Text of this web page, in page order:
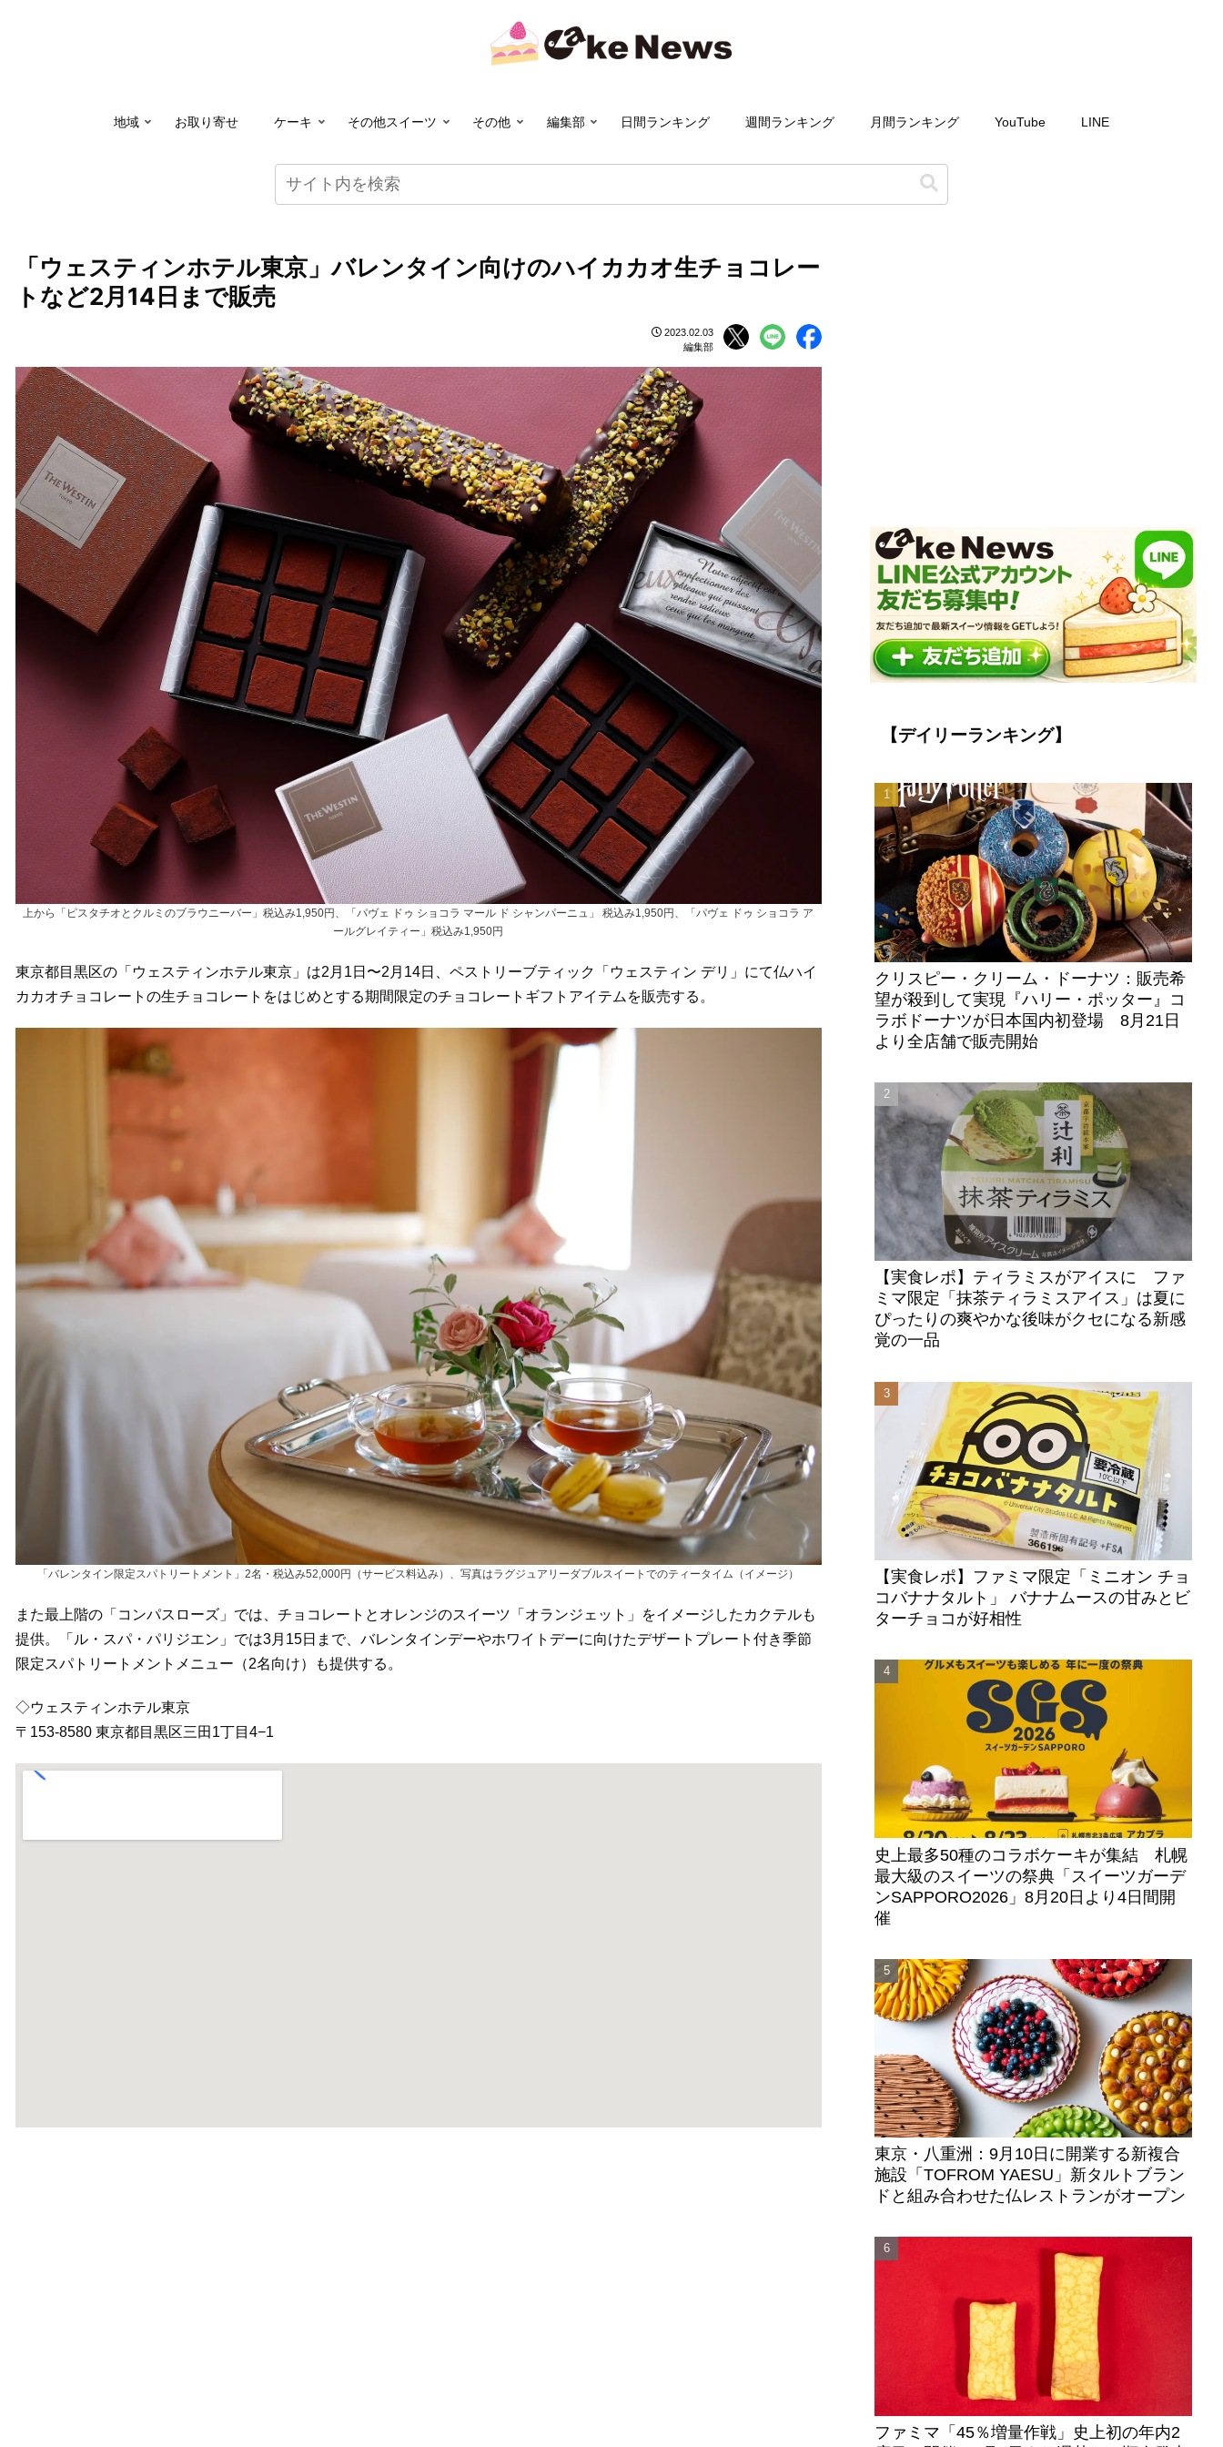
地域 お取り寄せ ケーキ その他スイーツ その他 編集部 日間ランキング 週間ランキング 月間ランキング YouTube LINE
「ウェスティンホテル東京」バレンタイン向けのハイカカオ生チョコレー
トなど2月14日まで販売
2023.02.03
編集部
上から「ピスタチオとクルミのブラウニーバー」税込み1,950円、「パヴェ ドゥ ショコラ マール ド シャンパーニュ」 税込み1,950円、「パヴェ ドゥ ショコラ ア
ールグレイティー」税込み1,950円
東京都目黒区の「ウェスティンホテル東京」は2月1日〜2月14日、ペストリーブティック「ウェスティン デリ」にて仏ハイ
カカオチョコレートの生チョコレートをはじめとする期間限定のチョコレートギフトアイテムを販売する。
「バレンタイン限定スパトリートメント」2名・税込み52,000円（サービス料込み）、写真はラグジュアリーダブルスイートでのティータイム（イメージ）
また最上階の「コンパスローズ」では、チョコレートとオレンジのスイーツ「オランジェット」をイメージしたカクテルも
提供。「ル・スパ・パリジエン」では3月15日まで、バレンタインデーやホワイトデーに向けたデザートプレート付き季節
限定スパトリートメントメニュー（2名向け）も提供する。
◇ウェスティンホテル東京
〒153-8580 東京都目黒区三田1丁目4−1
【デイリーランキング】
クリスピー・クリーム・ドーナツ：販売希
望が殺到して実現『ハリー・ポッター』コ
ラボドーナツが日本国内初登場 8月21日
より全店舗で販売開始
【実食レポ】ティラミスがアイスに ファ
ミマ限定「抹茶ティラミスアイス」は夏に
ぴったりの爽やかな後味がクセになる新感
覚の一品
【実食レポ】ファミマ限定「ミニオン チョ
コバナナタルト」 バナナムースの甘みとビ
ターチョコが好相性
史上最多50種のコラボケーキが集結 札幌
最大級のスイーツの祭典「スイーツガーデ
ンSAPPORO2026」8月20日より4日間開
催
東京・八重洲：9月10日に開業する新複合
施設「TOFROM YAESU」新タルトブラン
ドと組み合わせた仏レストランがオープン
ファミマ「45％増量作戦」史上初の年内2